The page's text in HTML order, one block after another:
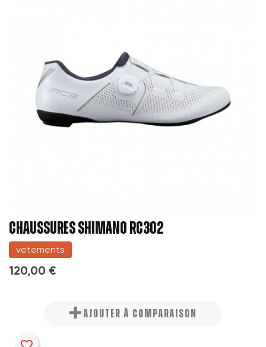
CHAUSSURES SHIMANO RC302
vetements
120,00 €
AJOUTER À COMPARAISON